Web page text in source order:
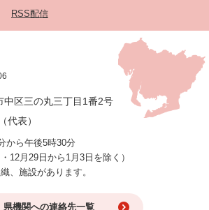
RSS配信
中区三の丸三丁目1番2号
代表）
から午後5時30分
12月29日から1月3日を除く）
、施設があります。
県機関への連絡先一覧